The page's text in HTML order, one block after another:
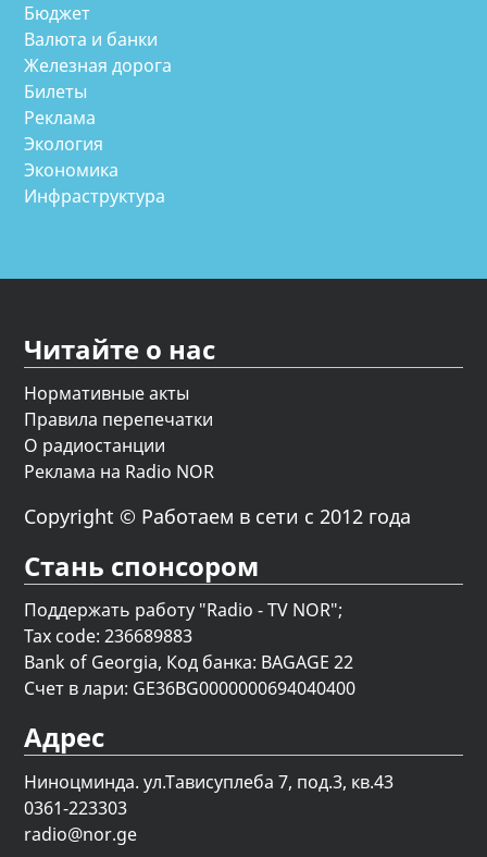
Бюджет
Валюта и банки
Железная дорога
Билеты
Реклама
Экология
Экономика
Инфраструктура
Читайте о нас
Нормативные акты
Правила перепечатки
О радиостанции
Реклама на Radio NOR
Copyright © Работаем в сети с 2012 года
Стань спонсором
Поддержать работу "Radio - TV NOR";
Tax code: 236689883
Bank of Georgia, Код банка: BAGAGE 22
Счет в лари: GE36BG0000000694040400
Адрес
Ниноцминда. ул.Тависуплеба 7, под.3, кв.43
0361-223303
radio@nor.ge